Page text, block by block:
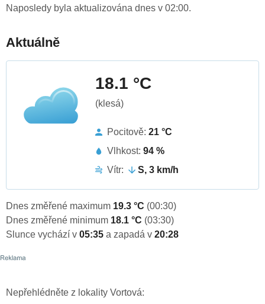
Naposledy byla aktualizována dnes v 02:00.
Aktuálně
18.1 °C
(klesá)
Pocitově: 21 °C
Vlhkost: 94 %
Vítr:
S, 3 km/h
Dnes změřené maximum 19.3 °C (00:30)
Dnes změřené minimum 18.1 °C (03:30)
Slunce vychází v 05:35 a zapadá v 20:28
Nepřehlédněte z lokality Vortová: